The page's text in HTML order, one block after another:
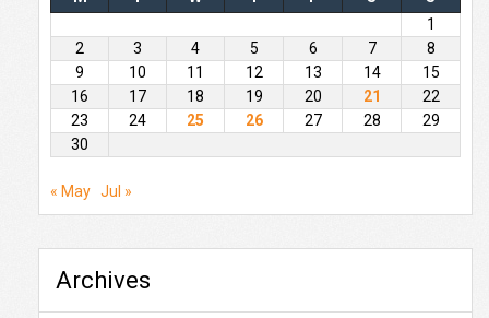
1
2
3 4 5 6 7
8
9
10 11 12 13 14
15
16
17 18 19 20 21
22
23
24 25 26 27 28
29
30
« May Jul »
Archives